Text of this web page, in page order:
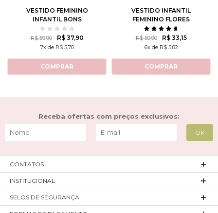
VESTIDO FEMININO
INFANTIL BONS
SENTIMENTOS
R$ 59,90 R$ 37,90
7x de R$ 5,70
COMPRAR
VESTIDO INFANTIL
FEMININO FLORES
DELICADAS
R$ 59,90 R$ 33,15
6x de R$ 5,82
COMPRAR
Receba ofertas com preços exclusivos:
CONTATOS
INSTITUCIONAL
SELOS DE SEGURANÇA